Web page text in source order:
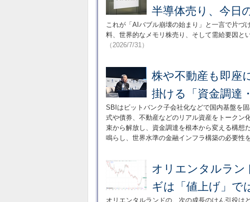
半導体売り、今日
これが「AIバブル崩壊の始まり」と一言で片
料、世界的なメモリ株売り、そして需給要因と
（2026/7/31）
株や不動産も即座
掛ける「資金調達
SBIはビットバンク子会社化などで国内基盤を
式や債券、不動産などのリアル資産をトークン
束から解放し、資金調達を根本から変える構想
鳴らし、世界水準の金融インフラ構築の必要性を
オリエンタルラ
ギは「値上げ」で
オリエンタルランドの、次の成長のけん引役は